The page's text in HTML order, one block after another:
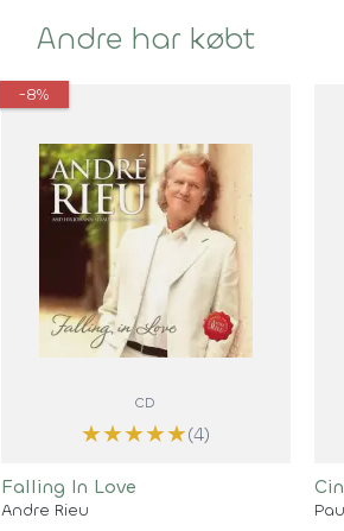
Andre har købt
-8%
CD
★★★★★(4)
Falling In Love
Andre Rieu